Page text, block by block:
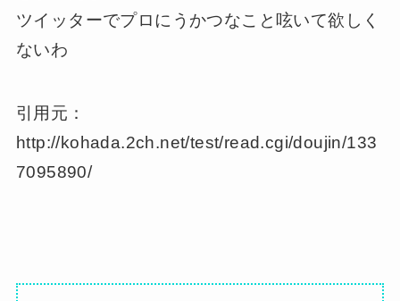
ツイッターでプロにうかつなこと呟いて欲しく
ないわ
引用元：
http://kohada.2ch.net/test/read.cgi/doujin/133
7095890/